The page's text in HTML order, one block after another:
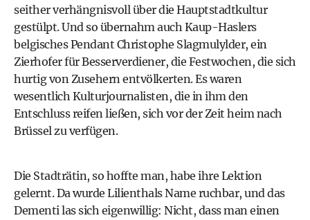
seither verhängnisvoll über die Hauptstadtkultur
gestülpt. Und so übernahm auch Kaup-Haslers
belgisches Pendant Christophe Slagmulylder, ein
Zierhofer für Besserverdiener, die Festwochen, die sich
hurtig von Zusehern entvölkerten. Es waren
wesentlich Kulturjournalisten, die in ihm den
Entschluss reifen ließen, sich vor der Zeit heim nach
Brüssel zu verfügen.
Die Stadträtin, so hoffte man, habe ihre Lektion
gelernt. Da wurde Lilienthals Name ruchbar, und das
Dementi las sich eigenwillig: Nicht, dass man einen